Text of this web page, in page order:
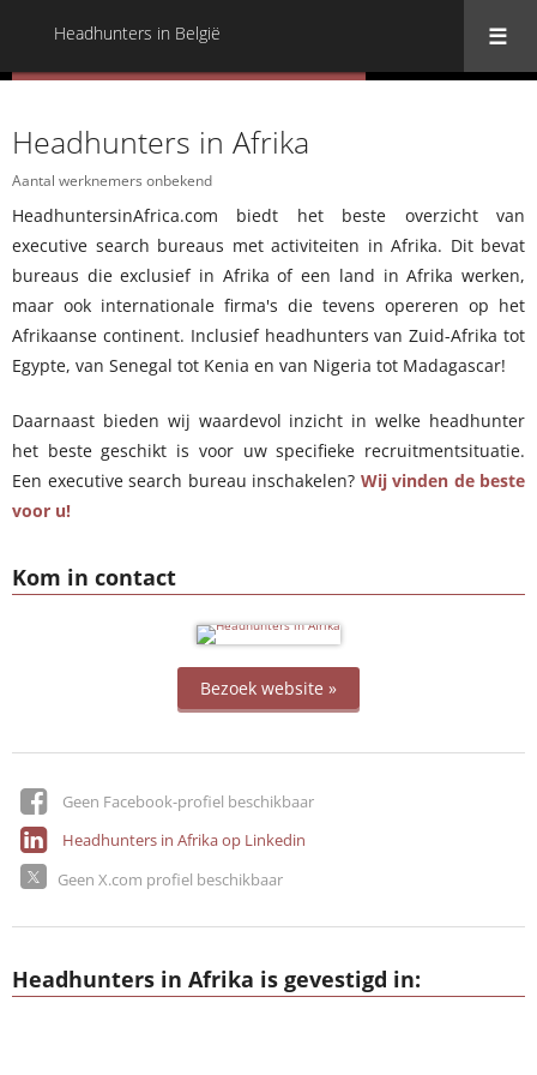
Headhunters in België
Kom in contact
Bezoek website »
Geen Facebook-profiel beschikbaar
Headhunters in Afrika op Linkedin
Geen X.com profiel beschikbaar
Headhunters in Afrika
Aantal werknemers onbekend
HeadhuntersinAfrica.com biedt het beste overzicht van
executive search bureaus met activiteiten in Afrika. Dit bevat
bureaus die exclusief in Afrika of een land in Afrika werken,
maar ook internationale firma's die tevens opereren op het
Afrikaanse continent. Inclusief headhunters van Zuid-Afrika tot
Egypte, van Senegal tot Kenia en van Nigeria tot Madagascar!
Daarnaast bieden wij waardevol inzicht in welke headhunter
het beste geschikt is voor uw specifieke recruitmentsituatie.
Een executive search bureau inschakelen? Wij vinden de beste
voor u!
Headhunters in Afrika is gevestigd in: